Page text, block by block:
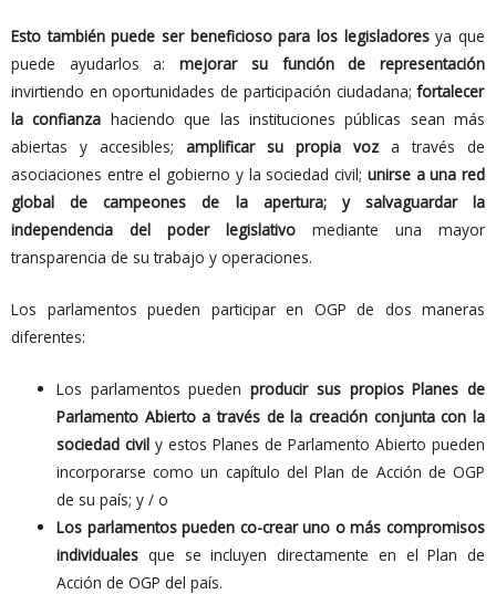
Esto también puede ser beneficioso para los legisladoresya que
puede ayudarlos a:mejorar su función de representación
invirtiendo en oportunidades de participación ciudadana;fortalecer
la confianza haciendo que las instituciones públicas sean más
abiertas y accesibles; amplificar su propia voz a través de
asociaciones entre el gobierno y la sociedad civil; unirse a una red
global de campeones de la apertura; y salvaguardar la
independencia del poder legislativo mediante una mayor
transparencia de su trabajo y operaciones.
Los parlamentos pueden participar en OGP de dos maneras
diferentes:
Los parlamentos puedenproducir sus propios Planes de
Parlamento Abierto a través de la creación conjunta con la
sociedad civily estos Planes de Parlamento Abierto pueden
incorporarse como un capítulo del Plan de Acción de OGP
de su país; y / o
Los parlamentos pueden co-crear uno o más compromisos
individuales que se incluyen directamente en el Plan de
Acción de OGP del país.